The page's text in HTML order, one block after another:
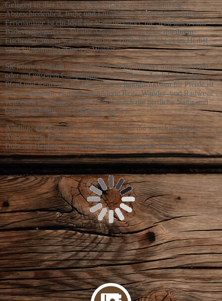
Gelegen an drei kleinen Waldseen bieten wir wohltuende
Abgeschiedenheit, Ruhe und Entspannung in der Natur. Unsere
Ferienanlage ist ein Idyll für Naturliebhaber, die Seen laden zum
Badevergnügen ein, für alle Angelfreunde sind sie mit ihrem
Fischreichtum ein wahres Paradies. Alljährlich zieht es im Herbst
viele Pilzsammler in unsere Wälder.
Sie können bei uns in der Pension, in Bungalows mitten im Wald
oder auf unserem Campingplatz übernachten. Auch Urlaub für
Pferd und Reiter mit 8 neuen Unterstellmöglichkeiten für Pferde ist
bei uns möglich. Gut ausgeschilderte Reit-, Wander- und Radwege
verlocken zu ausgedehnten Touren durch die herrliche Natur und
bringen Erlebnis und Erholung zugleich.
Ausflüge mit Kremsern und Kutschen für die verschiedensten
Anlässe, wie Familienfeiern, Schulausflüge oder nur mal so die
Dübener Heide kennen lernen, sind ein Spaß für Jung und Alt.